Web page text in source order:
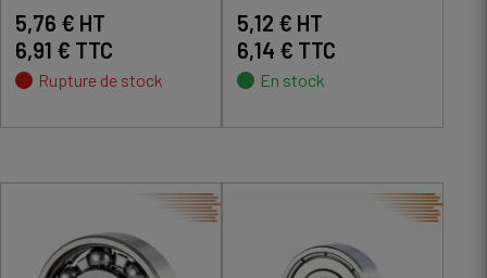
5,76 € HT
6,91 € TTC
Rupture de stock
5,12 € HT
6,14 € TTC
En stock